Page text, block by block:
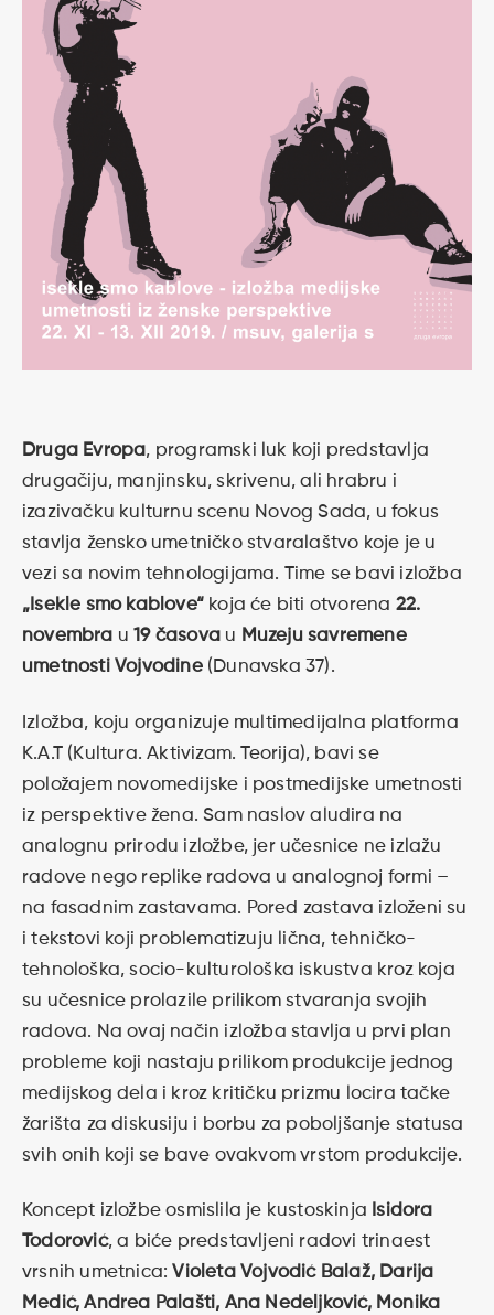
Druga Evropa, programski luk koji predstavlja
drugačiju, manjinsku, skrivenu, ali hrabru i
izazivačku kulturnu scenu Novog Sada, u fokus
stavlja žensko umetničko stvaralaštvo koje je u
vezi sa novim tehnologijama. Time se bavi izložba
„Isekle smo kablove“ koja će biti otvorena 22.
novembra u19 časova u Muzeju savremene
umetnosti Vojvodine(Dunavska 37).
Izložba, koju organizuje multimedijalna platforma
K.A.T (Kultura. Aktivizam. Teorija), bavi se
položajem novomedijske i postmedijske umetnosti
iz perspektive žena. Sam naslov aludira na
analognu prirodu izložbe, jer učesnice ne izlažu
radove nego replike radova u analognoj formi –
na fasadnim zastavama. Pored zastava izloženi su
i tekstovi koji problematizuju lična, tehničko-
tehnološka, socio-kulturološka iskustva kroz koja
su učesnice prolazile prilikom stvaranja svojih
radova. Na ovaj način izložba stavlja u prvi plan
probleme koji nastaju prilikom produkcije jednog
medijskog dela i kroz kritičku prizmu locira tačke
žarišta za diskusiju i borbu za poboljšanje statusa
svih onih koji se bave ovakvom vrstom produkcije.
Koncept izložbe osmislila je kustoskinja Isidora
Todorović, a biće predstavljeni radovi trinaest
vrsnih umetnica:Violeta Vojvodić Balaž, Darija
Medić, Andrea Palašti, Ana Nedeljković, Monika